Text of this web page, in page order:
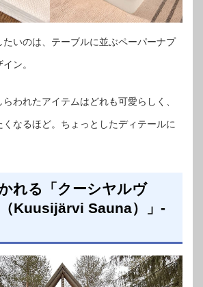
いのは、テーブルに並ぶペーパーナプ
ン。
われたアイテムはどれも可愛らしく、
なるほど。ちょっとしたディテールに
れる「クーシヤルヴ
Kuusijärvi Sauna）」-